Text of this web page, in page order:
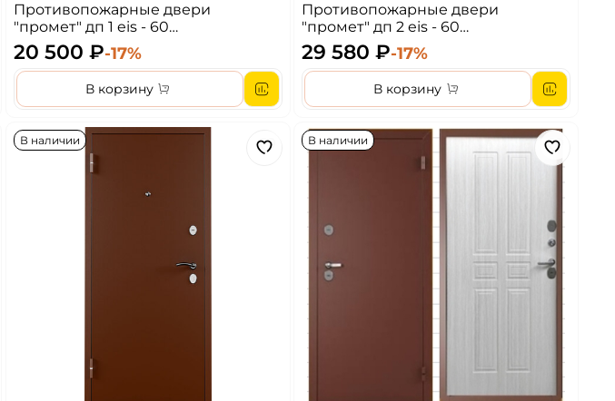
Противопожарные двери
"промет" дп 1 eis - 60
(одностворчатая)
20 500 ₽-17%
В корзину
Противопожарные двери
"промет" дп 2 eis - 60
(двустворчатая)
29 580 ₽-17%
В корзину
В наличии В наличии